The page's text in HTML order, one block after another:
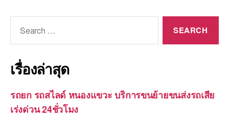
เรื่องล่าสุด
รถยก รถสไลด์ หนองแขวะ บริการขนย้ายขนส่งรถเสีย
เร่งด่วน 24ชั่วโมง